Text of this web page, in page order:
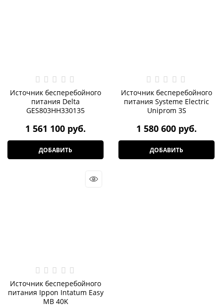
Источник бесперебойного
питания Delta
GES803HH330135
1 561 100 руб.
ДОБАВИТЬ
Источник бесперебойного
питания Systeme Electric
Uniprom 3S
1 580 600 руб.
ДОБАВИТЬ
Источник бесперебойного
питания Ippon Intatum Easy
MB 40K